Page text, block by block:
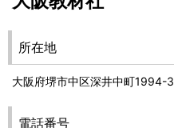
所在地
大阪府堺市中区深井中町1994-3
電話番号